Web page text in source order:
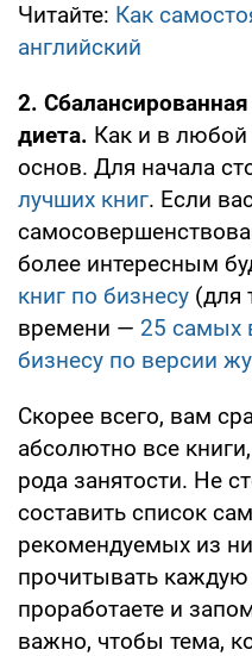
Читайте: Как
английский
2.
диета. Как и в любой
основ. Для начала
лучших книг. Если
более интересным
книг по бизнесу (для
времени — 25 самых
бизнесу по версии
Скорее всего, вам
абсолютно все
рода занятости. Не
составить список
рекомендуемых из
прочитывать
проработаете и
важно, чтобы тема,